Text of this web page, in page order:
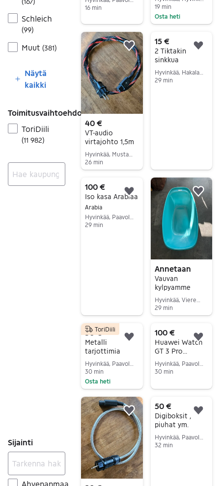
Schleich
(99)
Muut (381)
Näytä
kaikki
Toimitusvaihtoehdot
ToriDiili
(11 982)
Sijainti
Ahvenanmaa
16 min
Siirry ilmoitukseen
19 min
Osta heti
40 €
VT-audio
virtajohto 1,5m
26 min
Lisää suosikiksi.
15 €
2 Tiktakin
sinkkua
Hyvinkää, Hakalanmäki-Hakala, Uusimaa
29 min
100 €
Iso kasa Arabiaa
Arabia
29 min
Lisää suosikiksi.
Annetaan
Vauvan
kylpyamme
29 min
50 €
Metalli
tarjottimia
30 min
Osta heti
ToriDiili
Lisää suosikiksi.
100 €
Huawei Watch
GT 3 Pro
älykello harmaa
metalliranneke
30 min
Lisää suosikiksi.
50 €
Digiboksit ,
piuhat ym.
32 min